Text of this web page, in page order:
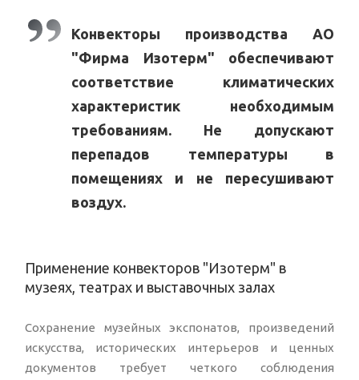
Конвекторы производства АО
"Фирма Изотерм" обеспечивают
соответствие климатических
характеристик необходимым
требованиям. Не допускают
перепадов температуры в
помещениях и не пересушивают
воздух.
Применение конвекторов "Изотерм" в
музеях, театрах и выставочных залах
Сохранение музейных экспонатов, произведений
искусства, исторических интерьеров и ценных
документов требует четкого соблюдения